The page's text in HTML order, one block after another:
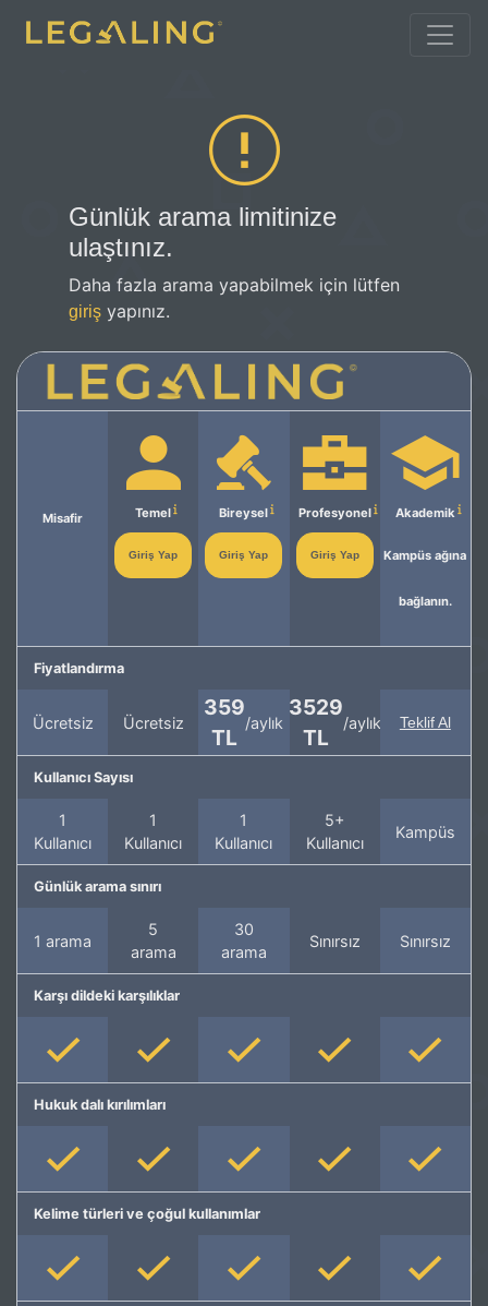
Günlük arama limitinize
ulaştınız.
Daha fazla arama yapabilmek için lütfen
giriş yapınız.
Misafir Temel
Giriş Yap
Bireysel
Giriş Yap
Profesyonel
Giriş Yap
Akademik
Kampüs ağına
bağlanın.
Fiyatlandırma
Ücretsiz Ücretsiz
359
TL
/aylık
3529
TL
/aylık Teklif Al
Kullanıcı Sayısı
1
Kullanıcı
1
Kullanıcı
1
Kullanıcı
5+
Kullanıcı
Kampüs
Günlük arama sınırı
1 arama
5
arama
30
arama
Sınırsız Sınırsız
Karşı dildeki karşılıklar
Hukuk dalı kırılımları
Kelime türleri ve çoğul kullanımlar